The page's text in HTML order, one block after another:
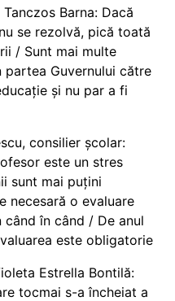
Barna: Dacă
se rezolvă, pică toată
/ Sunt mai multe
partea Guvernului către
și nu par a fi
consilier școlar:
este un stres
sunt mai puțini
necesară o evaluare
când în când / De anul
este obligatorie
Estrella Bontilă:
tocmai s-a încheiat a